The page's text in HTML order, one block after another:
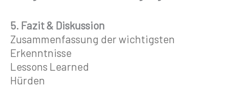
5. Fazit & Diskussion
Zusammenfassung der wichtigsten
Erkenntnisse
Lessons Learned
Hürden